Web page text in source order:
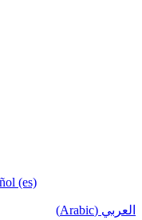
(es)
العربي (Arabic)